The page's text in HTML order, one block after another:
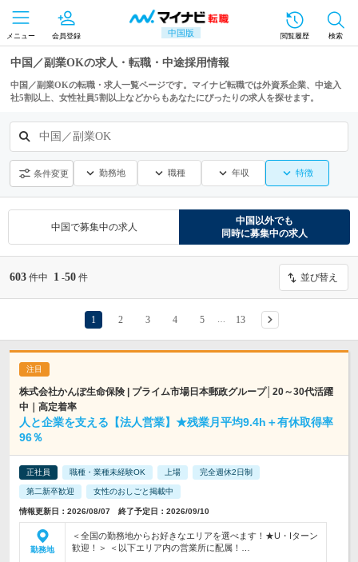
中国版
メニュー 会員登録 閲覧履歴 検索
中国／副業OKの求人・転職・中途採用情報
中国／副業OKの転職・求人一覧ページです。マイナビ転職では外資系企業、中途入
社5割以上、女性社員5割以上などからもあなたにぴったりの求人を探せます。
中国／副業OK
条件変更 勤務地 職種 年収 特徴
中国で募集中の求人
中国 以外でも
同時に募集中の求人
603 件中 1 -50 件 並び替え
1 2 3 4 5 13
株式会社かんぽ生命保険 | プライム市場日本郵政グループ│20～30代活躍
中｜高定着率
人と企業を支える【法人営業】★残業月平均9.4h＋有休取得率
96％
正社員 職種・業種未経験OK 上場 完全週休2日制
第二新卒歓迎 女性のおしごと掲載中
情報更新日：2026/08/07 終了予定日：2026/09/10
勤務地
＜全国の勤務地からお好きなエリアを選べます！★U・Iターン
歓迎！＞ ＜以下エリア内の営業所に配属！…